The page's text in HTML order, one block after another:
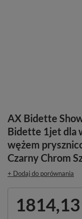
AX Bidette
Bidette 1jet dla
wężem
Czarny Chrom
+ Dodaj do porównania
1814,13